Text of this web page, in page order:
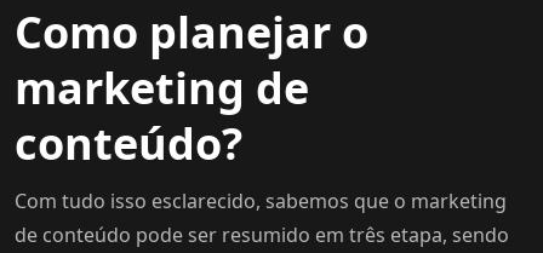
Como planejar o
marketing de
conteúdo?
Com tudo isso esclarecido, sabemos que o marketing
de conteúdo pode ser resumido em três etapa, sendo